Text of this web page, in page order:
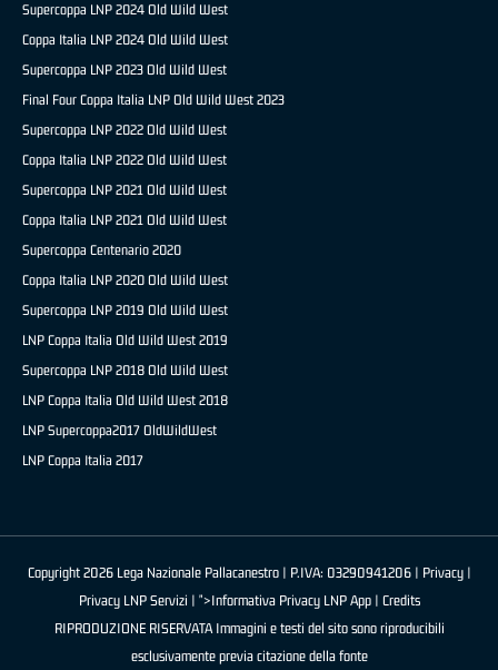
Supercoppa LNP 2024 Old Wild West
Coppa Italia LNP 2024 Old Wild West
Supercoppa LNP 2023 Old Wild West
Final Four Coppa Italia LNP Old Wild West 2023
Supercoppa LNP 2022 Old Wild West
Coppa Italia LNP 2022 Old Wild West
Supercoppa LNP 2021 Old Wild West
Coppa Italia LNP 2021 Old Wild West
Supercoppa Centenario 2020
Coppa Italia LNP 2020 Old Wild West
Supercoppa LNP 2019 Old Wild West
LNP Coppa Italia Old Wild West 2019
Supercoppa LNP 2018 Old Wild West
LNP Coppa Italia Old Wild West 2018
LNP Supercoppa2017 OldWildWest
LNP Coppa Italia 2017
Copyright 2026 Lega Nazionale Pallacanestro | P.IVA: 03290941206 | Privacy|
Privacy LNP Servizi | ">Informativa Privacy LNP App | Credits
RIPRODUZIONE RISERVATA Immagini e testi del sito sono riproducibili
esclusivamente previa citazione della fonte